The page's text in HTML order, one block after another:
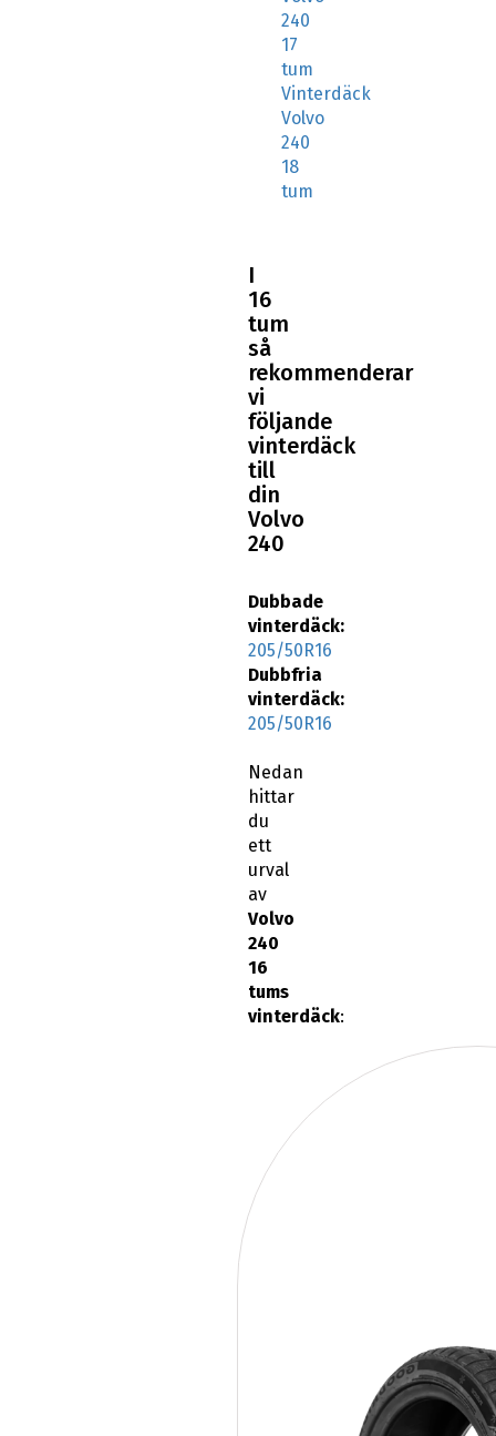
240
17
tum
Vinterdäck
Volvo
240
18
tum
I
16
tum
så
rekommenderar
vi
följande
vinterdäck
till
din
Volvo
240
Dubbade
vinterdäck:
205/50R16
Dubbfria
vinterdäck:
205/50R16
Nedan
hittar
du
ett
urval
av
Volvo
240
16
tums
vinterdäck: